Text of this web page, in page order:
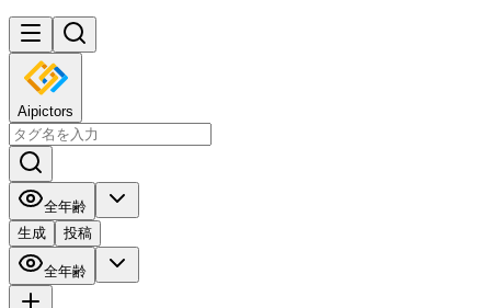
Aipictors
全年齢
生成
投稿
全年齢